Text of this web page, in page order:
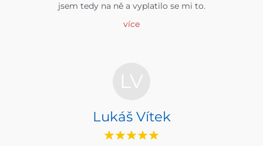
jsem tedy na ně a vyplatilo se mi to.
více
LV
Lukáš Vítek